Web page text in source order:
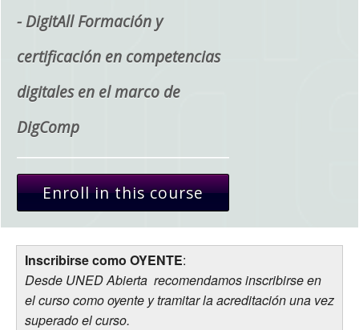
- DigitAll Formación y
certificación en competencias
digitales en el marco de
DigComp
Enroll in this course
Inscribirse como OYENTE:
Desde UNED Abierta recomendamos inscribirse en
el curso como oyente y tramitar la acreditación una vez
superado el curso.